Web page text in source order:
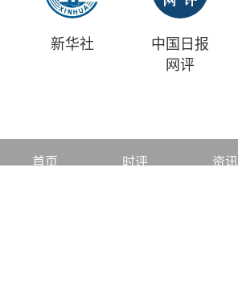
新华社
中国日报
网评
首页 时评 资讯